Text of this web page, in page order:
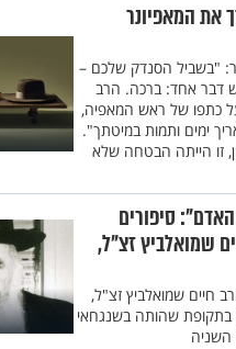
את המאפיונר
"בשביל הסנדק שלכם –
דבר אחד: ברכה. הרב
כתפו של ראש המאפיה,
ימים ותמות במיטתך".
זו הייתה הבטחה שלא
סיפורים
שמואלביץ זצ"ל,
חיים שמואלביץ זצ"ל,
בתקופת שהותה בשנגחאי